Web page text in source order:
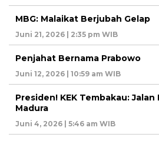
MBG: Malaikat Berjubah Gelap
Juni 21, 2026 | 2:35 pm WIB
Penjahat Bernama Prabowo
Juni 12, 2026 | 10:59 am WIB
Presiden! KEK Tembakau:
Madura
Juni 4, 2026 | 5:46 am WIB